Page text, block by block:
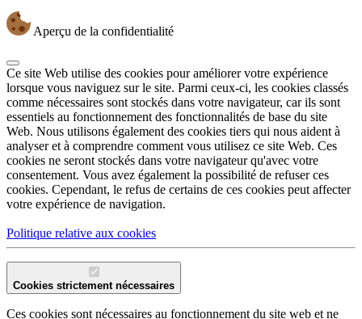
Aperçu de la confidentialité
Ce site Web utilise des cookies pour améliorer votre expérience
lorsque vous naviguez sur le site. Parmi ceux-ci, les cookies classés
comme nécessaires sont stockés dans votre navigateur, car ils sont
essentiels au fonctionnement des fonctionnalités de base du site
Web. Nous utilisons également des cookies tiers qui nous aident à
analyser et à comprendre comment vous utilisez ce site Web. Ces
cookies ne seront stockés dans votre navigateur qu'avec votre
consentement. Vous avez également la possibilité de refuser ces
cookies. Cependant, le refus de certains de ces cookies peut affecter
votre expérience de navigation.
Politique relative aux cookies
Cookies strictement nécessaires
Ces cookies sont nécessaires au fonctionnement du site web et ne